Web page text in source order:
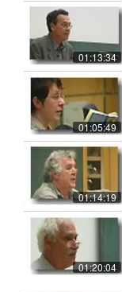
01:13:34
01:05:49
01:14:19
01:20:04